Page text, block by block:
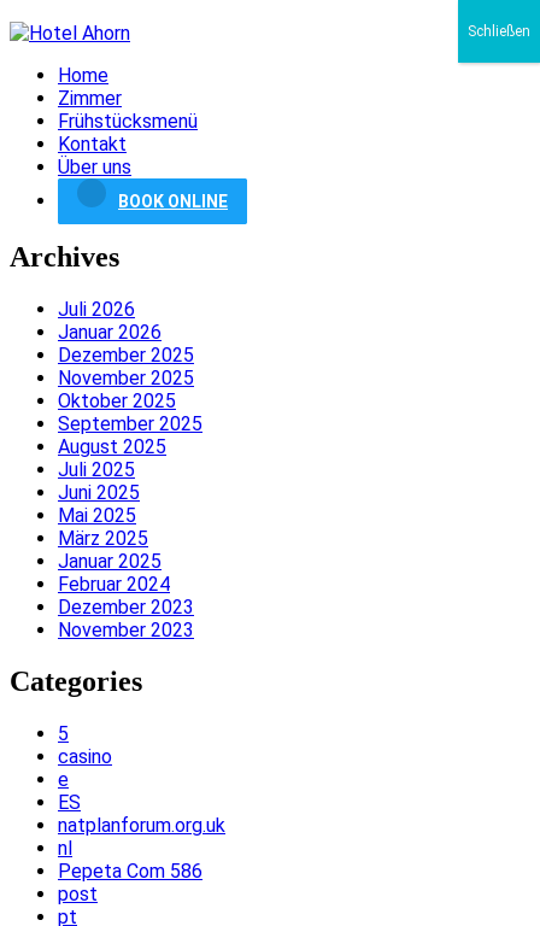
Home
Zimmer
Frühstücksmenü
Kontakt
Über uns
BOOK ONLINE
Archives
Juli 2026
Januar 2026
Dezember 2025
November 2025
Oktober 2025
September 2025
August 2025
Juli 2025
Juni 2025
Mai 2025
März 2025
Januar 2025
Februar 2024
Dezember 2023
November 2023
Categories
5
casino
e
ES
natplanforum.org.uk
nl
Pepeta Com 586
post
pt
Schließen